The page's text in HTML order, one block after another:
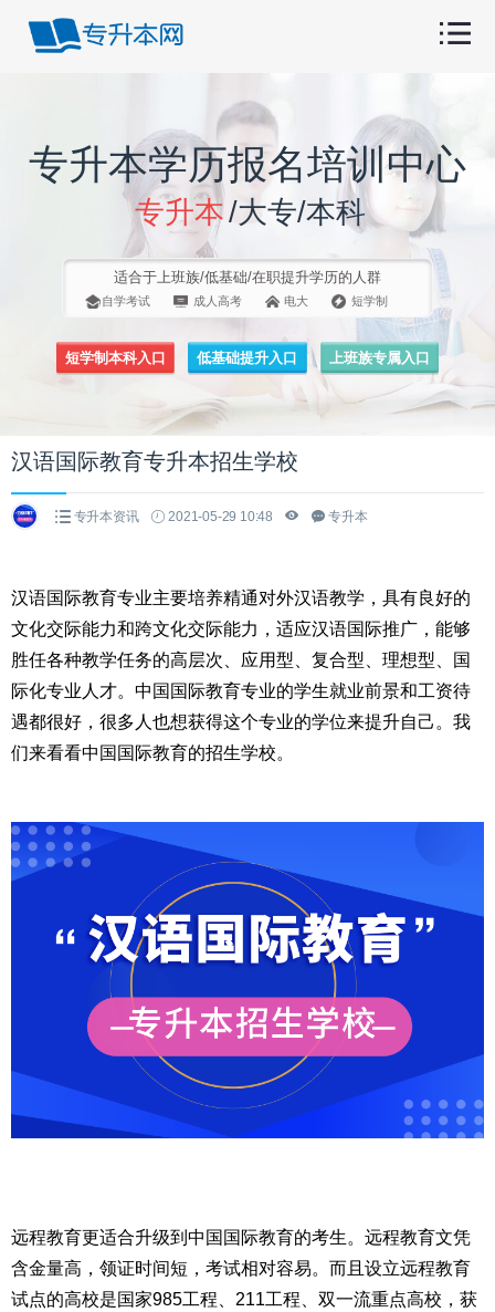
专升本学历报名培训中心
专升本/大专/本科
适合于上班族/低基础/在职提升学历的人群
自学考试 成人高考 电大 短学制
短学制本科入口 低基础提升入口 上班族专属入口
汉语国际教育专升本招生学校
专升本资讯 2021-05-29 10:48 专升本
汉语国际教育专业主要培养精通对外汉语教学，具有良好的
文化交际能力和跨文化交际能力，适应汉语国际推广，能够
胜任各种教学任务的高层次、应用型、复合型、理想型、国
际化专业人才。中国国际教育专业的学生就业前景和工资待
遇都很好，很多人也想获得这个专业的学位来提升自己。我
远程教育更适合升级到中国国际教育的考生。远程教育文凭
含金量高，领证时间短，考试相对容易。而且设立远程教育
试点的高校是国家985工程、211工程、双一流重点高校，获